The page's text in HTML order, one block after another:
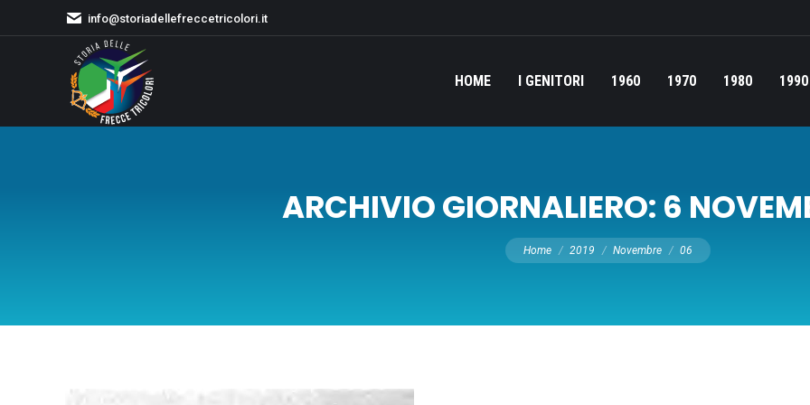
info@storiadellefreccetricolori.it
HOME I GENITORI 1960 1970 1980 1990
ARCHIVIO GIORNALIERO: 6
Tu sei qui:
Home 2019 Novembre 06